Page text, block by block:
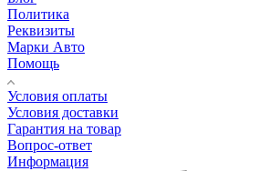
Политика
Реквизиты
Марки Авто
Помощь
Условия оплаты
Условия доставки
Гарантия на товар
Вопрос-ответ
Информация